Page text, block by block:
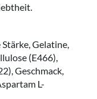
Gelatine,
(E466),
Geschmack,
L-